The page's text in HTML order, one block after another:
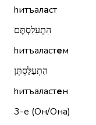
hитъаласт
הִתְעַלַּסְתֶּם
hитъаластем
הִתְעַלַּסְתֶּן
hитъаластен
3-е (Он/Она)